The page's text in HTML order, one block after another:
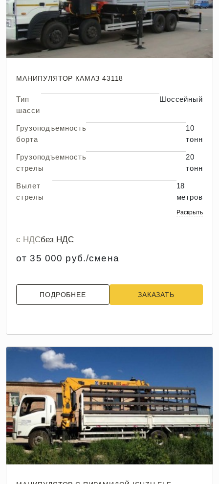
МАНИПУЛЯТОР КАМАЗ 43118
Тип
шасси
Шоссейный
Грузоподъемность
борта
10
тонн
Грузоподъемность
стрелы
20
тонн
Вылет
стрелы
18
метров
Раскрыть
с НДСбез НДС
от 35 000 руб./смена
ПОДРОБНЕЕ ЗАКАЗАТЬ